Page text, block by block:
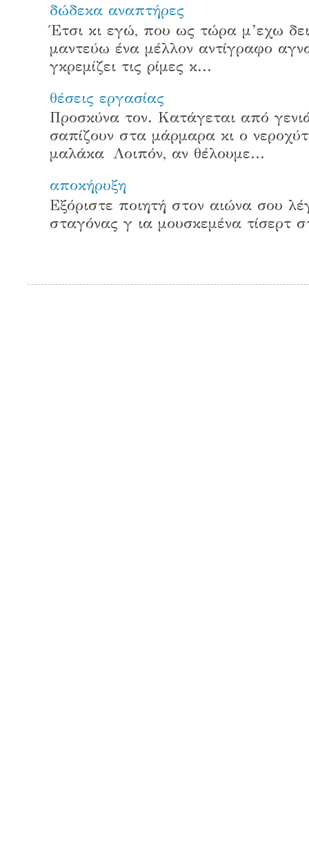
δώδεκα αναπτήρες
Έτσι κι εγώ, που ως τώρα μ’εχω
μαντεύω ένα μέλλον αντίγραφο
γκρεμίζει τις ρίμες κ...
θέσεις εργασίας
Προσκύνα τον. Κατάγεται από
σαπίζουν στα μάρμαρα κι ο
μαλάκα Λοιπόν, αν θέλουμε...
αποκήρυξη
Εξόριστε ποιητή στον αιώνα σου
σταγόνας γ ια μουσκεμένα